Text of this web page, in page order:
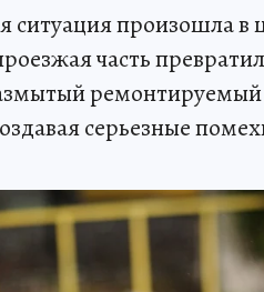
ситуация произошла в
часть
ремонтируемый
серьезные